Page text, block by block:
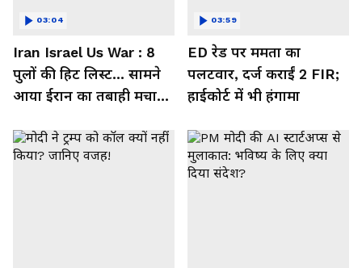
Iran Israel Us War : 8
पुलों की हिट लिस्ट... सामने
आया ईरान का तबाही मचाने
03:04
ED रेड पर ममता का
पलटवार, दर्ज कराईं 2 FIR;
हाईकोर्ट में भी हंगामा
03:59